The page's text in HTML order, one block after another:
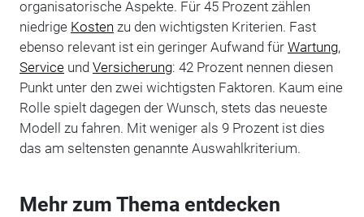
organisatorische Aspekte. Für 45 Prozent zählen
niedrige Kosten zu den wichtigsten Kriterien. Fast
ebenso relevant ist ein geringer Aufwand für Wartung,
Serviceund Versicherung: 42 Prozent nennen diesen
Punkt unter den zwei wichtigsten Faktoren. Kaum eine
Rolle spielt dagegen der Wunsch, stets das neueste
Modell zu fahren. Mit weniger als 9 Prozent ist dies
das am seltensten genannte Auswahlkriterium.
Mehr zum Thema entdecken